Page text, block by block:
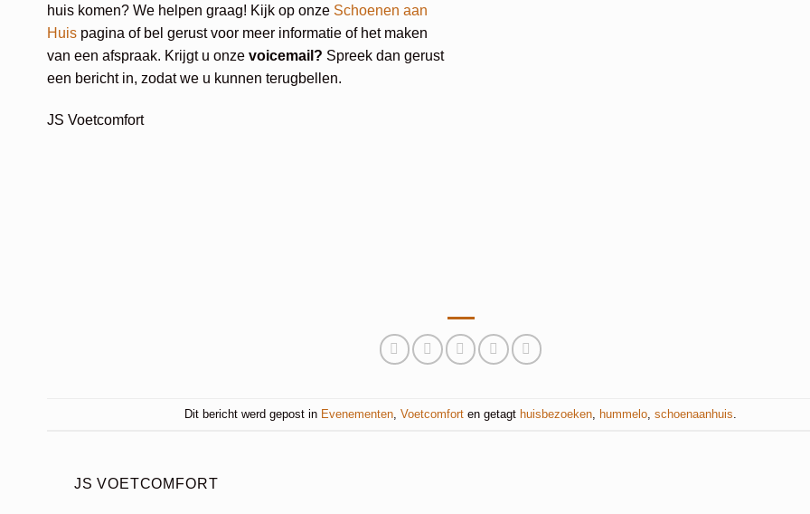
huis komen? We helpen graag! Kijk op onze Schoenen aan
Huis pagina of bel gerust voor meer informatie of het maken
van een afspraak. Krijgt u onze voicemail? Spreek dan gerust
een bericht in, zodat we u kunnen terugbellen.
JS Voetcomfort
Dit bericht werd gepost in Evenementen Voetcomfort en getagt huisbezoeken hummelo schoenaanhuis
JS VOETCOMFORT